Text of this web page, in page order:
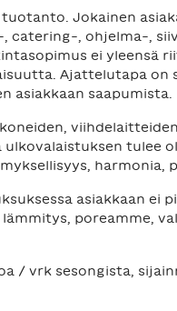
Jokainen
catering-, ohjelma-,
ei yleensä
Ajattelutapa on
asiakkaan saapumista.
tulee
harmonia,
asiakkaan ei
poreamme,
/ vrk sesongista,